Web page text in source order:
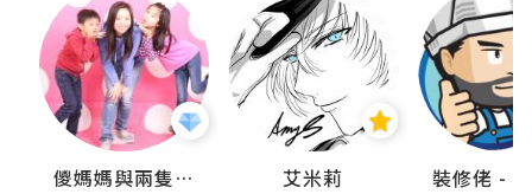
儍媽媽與兩隻小魔怪之家 艾米莉